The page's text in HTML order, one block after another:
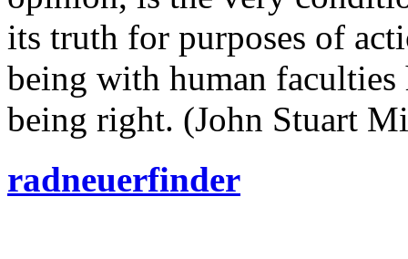
its truth for purposes of
being with human faculties
being right. (John Stuart
radneuerfinder